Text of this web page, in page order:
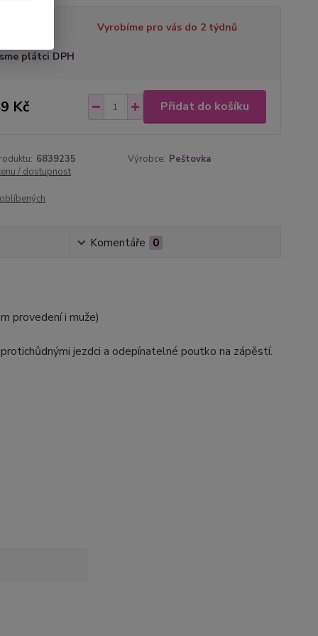
Vyrobíme pro vás do 2 týdnů
plátci DPH
Kč Přidat do košíku
6839235 Výrobce: Peštovka
/ dostupnost
Komentáře 0
provedení i muže)
jezdci a odepínatelné poutko na zápěstí.